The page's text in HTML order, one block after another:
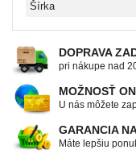
Šírka
DOPRAVA
pri nákupe nad
MOŽNOSŤ
U nás môžete
GARANCIA
Máte lepšiu